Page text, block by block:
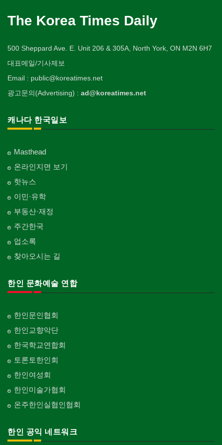
The Korea Times Daily
500 Sheppard Ave. E. Unit 206 & 305A, North York, ON M2N 6H7
대표메일/기사제보
Email : public@koreatimes.net
광고문의(Advertising) : ad@koreatimes.net
캐나다 한국일보
Masthead
온라인지면 보기
핫뉴스
이민·유학
부동산·재정
주간한국
업소록
찾아오시는 길
한인 문화예술 연합
한인문인협회
한인교향악단
한국학교연합회
토론토한인회
한인여성회
한인미술가협회
온주한인실협인협회
한인 공익 네트워크